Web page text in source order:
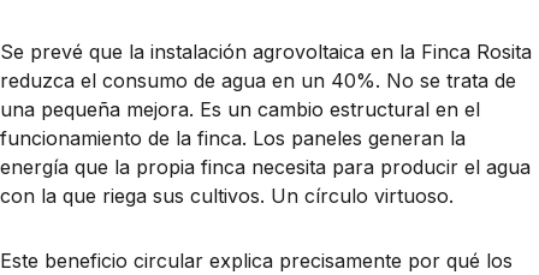
Se prevé que la instalación agrovoltaica en la Finca Rosita
reduzca el consumo de agua en un 40%. No se trata de
una pequeña mejora. Es un cambio estructural en el
funcionamiento de la finca. Los paneles generan la
energía que la propia finca necesita para producir el agua
con la que riega sus cultivos. Un círculo virtuoso.
Este beneficio circular explica precisamente por qué los